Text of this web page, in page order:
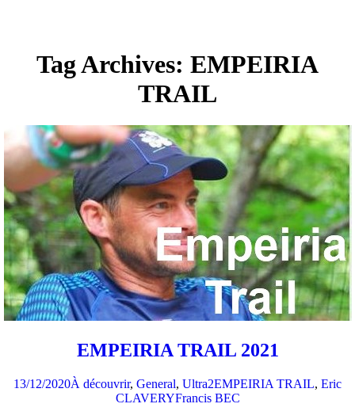
Tag Archives: EMPEIRIA
TRAIL
EMPEIRIA TRAIL 2021
13/12/2020À découvrir, General, Ultra2EMPEIRIA TRAIL, Eric
CLAVERYFrancis BEC